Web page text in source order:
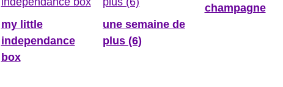
my little
independance
box
une semaine de
plus (6)
champagne